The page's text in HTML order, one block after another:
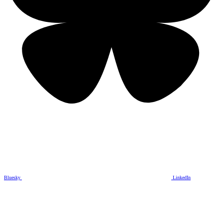
Bluesky LinkedIn